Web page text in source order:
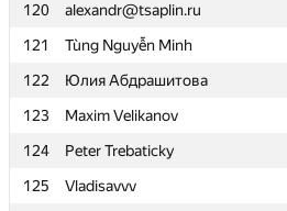
120
alexandr@tsaplin.ru
121
Tùng Nguyễn Minh
122
Юлия Абдрашитова
123
Maxim Velikanov
124
Peter Trebaticky
125
Vladisavvv
120
alexandr@tsaplin.ru
121
Tùng Nguyễn Minh
122
Юлия Абдрашитова
123
Maxim Velikanov
124
Peter Trebaticky
125
Vladisavvv